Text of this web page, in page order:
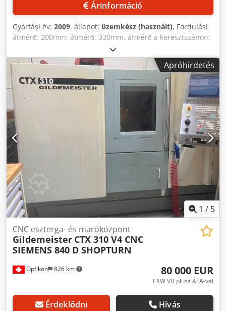
rendszernyomás: 50 bar • Hűtőfolyadéktartály térfogata:
175 liter • Vezérlőrendszerek (opciók): GE-FANUC 21i-TB,
Siemens 840D, Heidenhain 4290 E Kiegészítő
berendezések Dedpfxeympcao Af Sekr • forgácsszállító
(mindkét egység) • Elszívóegység (az egyik egység)
Árinformáció
Gyártási év: 2009, állapot: üzemkész (használt), Fordulási
átmérő: 200mm, átmérő: 330mm, átmérő a keresztszánon:
260mm, út X/Z: 160mm/460mm, előtolás X/Z: 24m/perc,
fordulatszám: 5000rpm, orsó átmérő: 51mm, orsó
teljesítmény: 16.5kW,6.1.1.2N/mm készlet: 400mm,
szerszámpozíciók: 12. Gépméretek X/Y/Z: kb.
4200mm/1700mm/2300mm, súly: kb. 3500kg, vezérlés:
Siemens Sinumerik 810D. Beleértve a
forgácsszállítószalagot. Dokumentáció elérhető. Helyszíni
szemle lehetséges. Dkjdjv Dkb Iopfx Af Sjr
Apróhirdetés
1 / 5
Opfikon 826 km
CNC eszterga- és maróközpont
Gildemeister CTX 310 V4 CNC
SIEMENS 840 D SHOPTURN
80 000 EUR
EXW VB plusz ÁFA-val
Érdeklődni Hívás